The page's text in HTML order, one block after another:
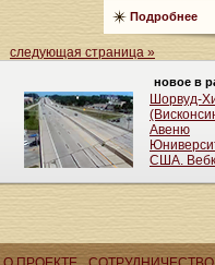
Подробнее
следующая страница »